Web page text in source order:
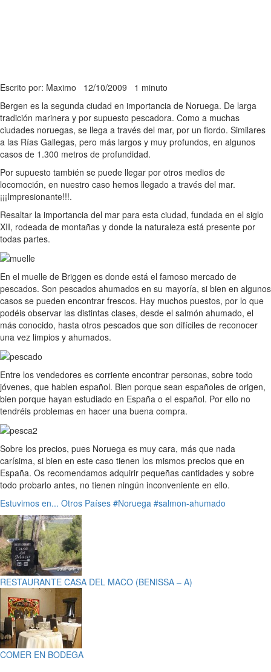
Escrito por: Maximo 12/10/2009 1 minuto
Bergen es la segunda ciudad en importancia de Noruega. De larga
tradición marinera y por supuesto pescadora. Como a muchas
ciudades noruegas, se llega a través del mar, por un fiordo. Similares
a las Rías Gallegas, pero más largos y muy profundos, en algunos
casos de 1.300 metros de profundidad.
Por supuesto también se puede llegar por otros medios de
locomoción, en nuestro caso hemos llegado a través del mar.
¡¡¡Impresionante!!!.
Resaltar la importancia del mar para esta ciudad, fundada en el siglo
XII, rodeada de montañas y donde la naturaleza está presente por
todas partes.
En el muelle de Briggen es donde está el famoso mercado de
pescados. Son pescados ahumados en su mayoría, si bien en algunos
casos se pueden encontrar frescos. Hay muchos puestos, por lo que
podéis observar las distintas clases, desde el salmón ahumado, el
más conocido, hasta otros pescados que son difíciles de reconocer
una vez limpios y ahumados.
Entre los vendedores es corriente encontrar personas, sobre todo
jóvenes, que hablen español. Bien porque sean españoles de origen,
bien porque hayan estudiado en España o el español. Por ello no
tendréis problemas en hacer una buena compra.
Sobre los precios, pues Noruega es muy cara, más que nada
carísima, si bien en este caso tienen los mismos precios que en
España. Os recomendamos adquirir pequeñas cantidades y sobre
todo probarlo antes, no tienen ningún inconveniente en ello.
Estuvimos en... Otros Países #Noruega #salmon-ahumado
RESTAURANTE CASA DEL MACO (BENISSA – A)
COMER EN BODEGA